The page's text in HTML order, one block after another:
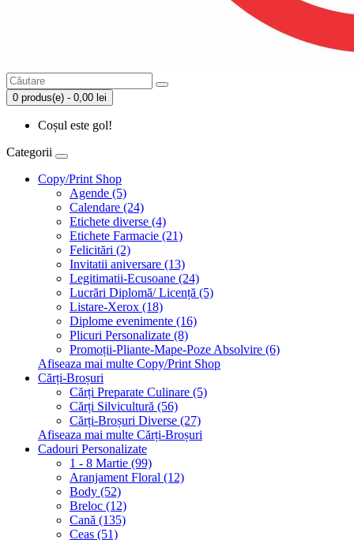
0 produs(e) - 0,00 lei
Coșul este gol!
Categorii
Copy/Print Shop
Agende (5)
Calendare (24)
Etichete diverse (4)
Etichete Farmacie (21)
Felicitări (2)
Invitatii aniversare (13)
Legitimatii-Ecusoane (24)
Lucrări Diplomă/ Licență (5)
Listare-Xerox (18)
Diplome evenimente (16)
Plicuri Personalizate (8)
Promoții-Pliante-Mape-Poze Absolvire (6)
Afiseaza mai multe Copy/Print Shop
Cărți-Broșuri
Cărți Preparate Culinare (5)
Cărți Silvicultură (56)
Cărți-Broșuri Diverse (27)
Afiseaza mai multe Cărți-Broșuri
Cadouri Personalizate
1 - 8 Martie (99)
Aranjament Floral (12)
Body (52)
Breloc (12)
Cană (135)
Ceas (51)